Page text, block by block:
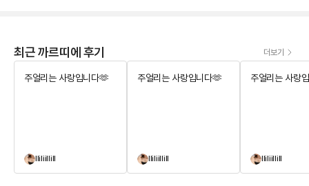
최근 까르띠에 후기 더보기
주얼리는 사랑입니다🫶
lliliillill
주얼리는 사랑입니다🫶
lliliillill
주얼리는 사랑
lliliillill